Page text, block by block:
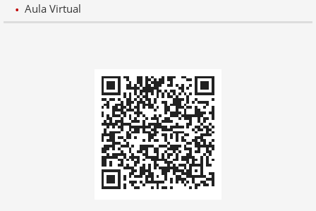
Aula Virtual